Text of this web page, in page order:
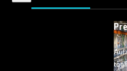
Auf